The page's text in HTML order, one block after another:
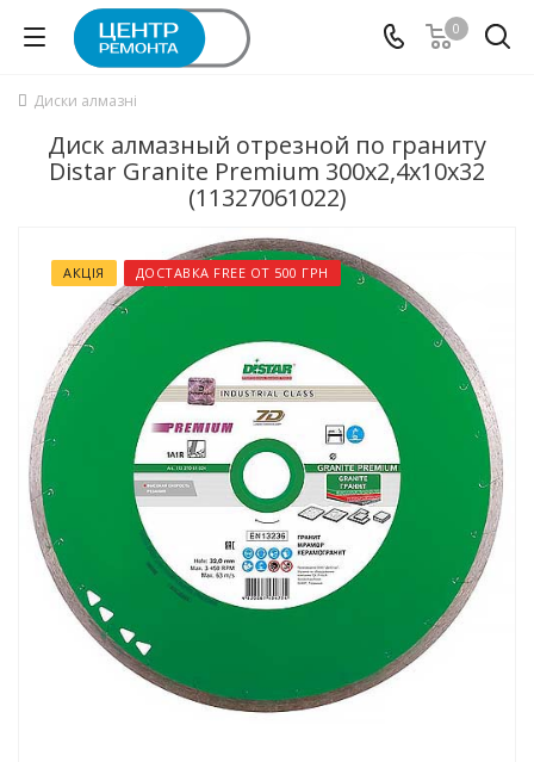
0
Диски алмазні
Диск алмазный отрезной по граниту
Distar Granite Premium 300x2,4x10x32
(11327061022)
АКЦІЯ ДОСТАВКА FREE ОТ 500 ГРН